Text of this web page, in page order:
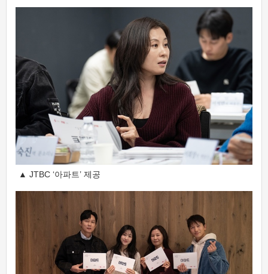
▲ JTBC ‘아파트’ 제공